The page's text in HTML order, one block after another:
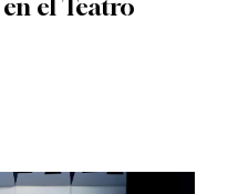
el Teatro